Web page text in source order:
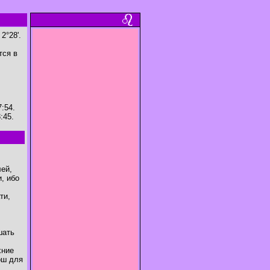
2°28'.
в
ибо
для